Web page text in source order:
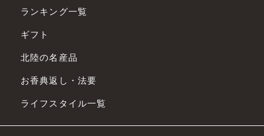
ランキング一覧
ギフト
北陸の名産品
お香典返し・法要
ライフスタイル一覧